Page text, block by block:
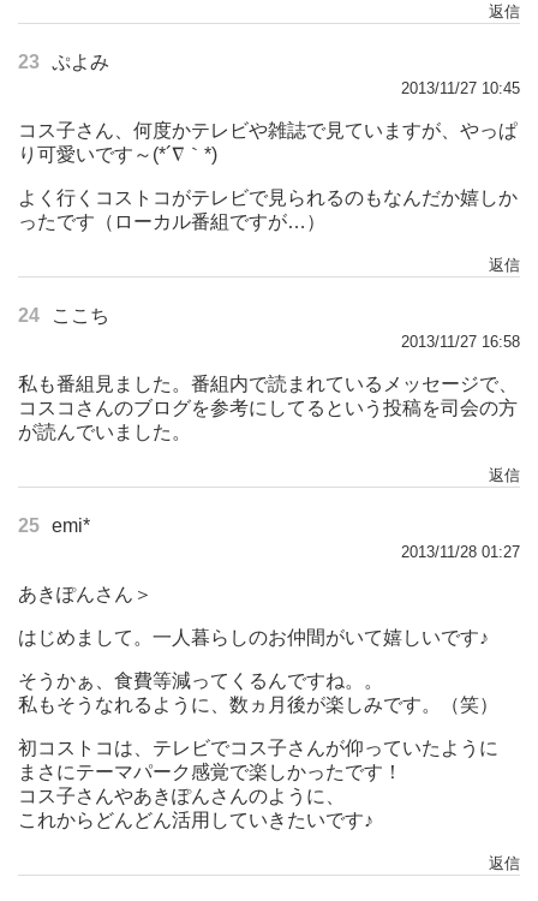
返信
23 ぷよみ
2013/11/27 10:45
コス子さん、何度かテレビや雑誌で見ていますが、やっぱ
り可愛いです～(*´∇｀*)
よく行くコストコがテレビで見られるのもなんだか嬉しか
ったです（ローカル番組ですが…）
返信
24 ここち
2013/11/27 16:58
私も番組見ました。番組内で読まれているメッセージで、
コスコさんのブログを参考にしてるという投稿を司会の方
が読んでいました。
返信
25 emi*
2013/11/28 01:27
あきぽんさん＞
はじめまして。一人暮らしのお仲間がいて嬉しいです♪
そうかぁ、食費等減ってくるんですね。。
私もそうなれるように、数ヵ月後が楽しみです。（笑）
初コストコは、テレビでコス子さんが仰っていたように
まさにテーマパーク感覚で楽しかったです！
コス子さんやあきぽんさんのように、
これからどんどん活用していきたいです♪
返信